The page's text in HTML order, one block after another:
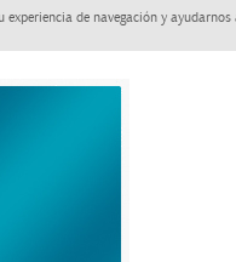
experiencia de navegación y